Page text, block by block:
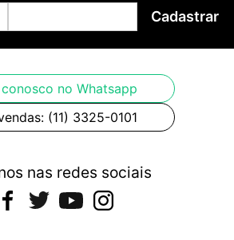
Cadastrar
conosco no Whatsapp
(11) 3325-0101
nas redes sociais